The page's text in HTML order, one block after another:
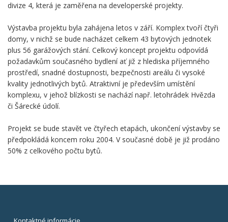
divize 4, která je zaměřena na developerské projekty.
Výstavba projektu byla zahájena letos v září. Komplex tvoří čtyři
domy, v nichž se bude nacházet celkem 43 bytových jednotek
plus 56 garážových stání. Celkový koncept projektu odpovídá
požadavkům současného bydlení ať již z hlediska příjemného
prostředí, snadné dostupnosti, bezpečnosti areálu či vysoké
kvality jednotlivých bytů. Atraktivní je především umístění
komplexu, v jehož blízkosti se nachází např. letohrádek Hvězda
či Šárecké údolí.
Projekt se bude stavět ve čtyřech etapách, ukončení výstavby se
předpokládá koncem roku 2004. V současné době je již prodáno
50% z celkového počtu bytů.